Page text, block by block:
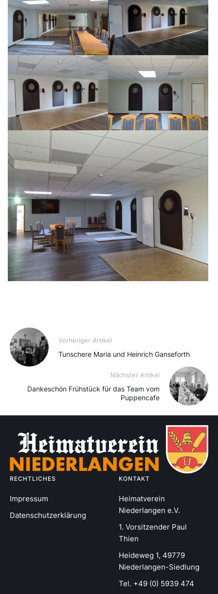
Vorheriger Artikel
Tunschere Maria und Heinrich Ganseforth
Nächster Artikel
Dankeschön Frühstück für das Team vom
Puppencafe
RECHTLICHES
Impressum
Datenschutzerklärung
KONTAKT
Heimatverein
Niederlangen e.V.
1. Vorsitzender Paul
Thien
Heideweg 1, 49779
Niederlangen-Siedlung
Tel. +49 (0) 5939 474